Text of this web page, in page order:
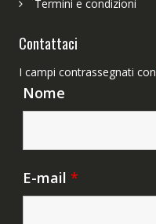
Termini e condizioni
Contattaci
I campi contrassegnati con
Nome
E-mail *